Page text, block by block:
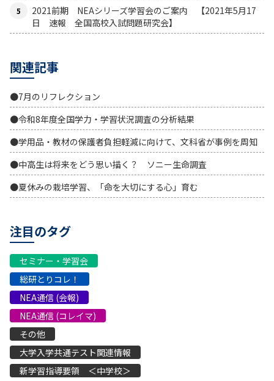
2021前期 NEAシリーズ学習会のご案内 【2021年5月17
日 速報 全国高校入試問題研究会】
関連記事
●7月のリフレクション
●令和8年度全国学力・学習状況調査の分析結果
●学用品・教材の保護者負担軽減に向けて、文科省が事例を周知
●中高生は将来をどう思い描く？ ソニー生命調査
●夏休みの栽培学習、「命を大切にする心」育む
注目のタグ
セミナー・学習会
総研とりコレ！
NEA通信 (会報)
NEA通信 (コレイマ)
その他
大学入学共通テスト関連情報
新学習指導要領 ＜中学校＞